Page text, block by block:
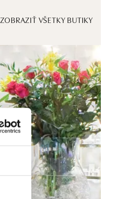
ZOBRAZIŤ VŠETKY BUTIKY